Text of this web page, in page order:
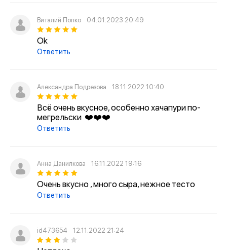
Виталий Попко 04.01.2023 20:49
Ok
Ответить
Александра Подрезова 18.11.2022 10:40
Всё очень вкусное, особенно хачапури по-
мегрельски ❤️❤️❤️
Ответить
Анна Данилкова 16.11.2022 19:16
Очень вкусно , много сыра, нежное тесто
Ответить
id473654 12.11.2022 21:24